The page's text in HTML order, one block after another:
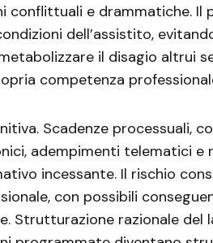
conflittuali e drammatiche. Il
dell’assistito,
il disagio altrui
competenza
Scadenze processuali,
adempimenti telematici e
incessante. Il rischio
con possibili
Strutturazione razionale del